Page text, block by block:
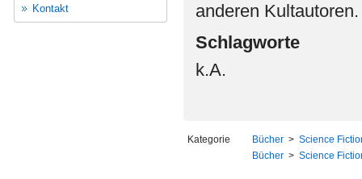
Kontakt
anderen Kultautoren.
Schlagworte
k.A.
Kategorie Bücher > Science
Bücher > Science